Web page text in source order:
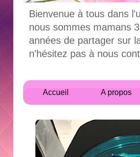
Bienvenue à tous dans
nous sommes mamans
années de partager sur
n'hésitez pas à nous
Accueil A propos